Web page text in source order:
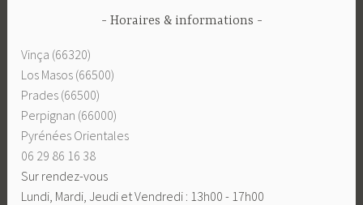
Horaires & informations
Vinça (66320)
Los Masos (66500)
Prades (66500)
Perpignan (66000)
Pyrénées Orientales
06 29 86 16 38
Sur rendez-vous
Lundi, Mardi, Jeudi et Vendredi : 13h00 - 17h00